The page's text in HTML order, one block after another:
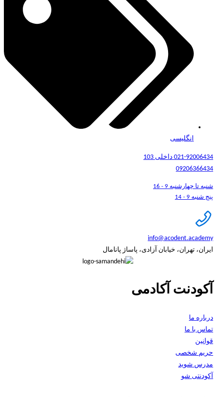
انگلیسی
021-92006434 داخلی 103
09206366434
شنبه تا چهارشنبه 9 - 16
پنج شنبه 9 - 14
info@acodent.academy
ایران، تهران، خیابان آزادی، پاساژ پانامال
آکودنت آکادمی
درباره ما
تماس با ما
قوانین
حریم شخصی
مدرس شوید
آکودنتی شو